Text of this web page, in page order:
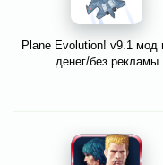
Plane Evolution! v9.1 мод
денег/без рекламы